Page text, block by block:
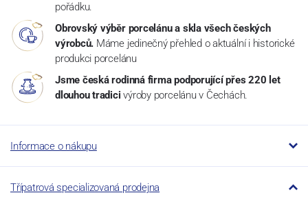
pořádku.
Obrovský výběr porcelánu a skla všech českých
výrobců. Máme jedinečný přehled o aktuální i historické
produkci porcelánu
Jsme česká rodinná firma podporující přes 220 let
dlouhou tradici výroby porcelánu v Čechách.
Informace o nákupu
Třípatrová specializovaná prodejna